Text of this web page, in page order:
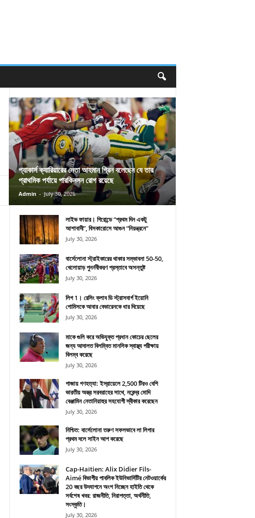
প্যাকার্স ক্যারিয়ারের নেতা আহমান গ্রিন বলেছেন যে তার
প্রাথমিক পর্যায়ে পারকিনসন রোগ রয়েছে
Admin - July 30, 2026
লাইভ ফায়ার। গিরোন্ডে “প্রথম দিন একটু
আশাবাদী”, বিসকারোসে আগুন “নিয়ন্ত্রনে”
July 30, 2026
বার্সেলোনা স্ট্রাইকারের থাকার সম্ভাবনা 50-50,
খেলোয়াড় পুনর্নবীকরণ প্রস্তাবে অসন্তুষ্ট
July 30, 2026
লিগ 1। রেসিং ক্লাব ডি স্ট্রাসবার্গ ইয়োনি
গোমিসকে আবার বেভারেনকে ধার দিয়েছে
July 30, 2026
মাকে গুলি করে অভিযুক্ত প্রধান কোচের ছেলের
জন্য আদালত বিলম্বিত মানসিক স্বাস্থ্য পরীক্ষায়
বিলম্ব করেছে
July 30, 2026
গাজায় গণহত্যা: ইস্রায়েলে 2,500 টিরও বেশি
ভারতীয় অস্ত্র সরবরাহের সাথে, নরেন্দ্র মোদি
বেঞ্জামিন নেতানিয়াহুর সহযোগী স্বীকার করেছেন
July 30, 2026
নিশ্চিত: বার্সেলোনা তরুণ সফলভাবে লা লিগার
প্রথম দলে সাইন আপ করেছে
July 30, 2026
Cap-Haïtien: Alix Didier Fils-
Aimé বিভাগীয় পাবলিক ইউনিভার্সিটির নেটওয়ার্কের
20 বছর উদযাপনে অংশ নিচ্ছেন হাইতি থেকে
সর্বশেষ খবর: রাজনীতি, নিরাপত্তা, অর্থনীতি,
সংস্কৃতি।
July 30, 2026